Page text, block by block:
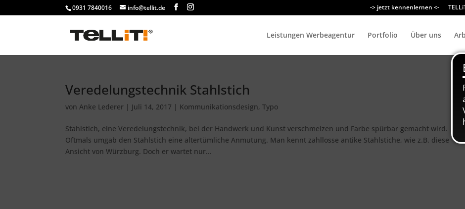
0931 7840016 info@tellit.de -> jetzt kennenlernen <-
Leistungen Werbeagentur Portfolio Über uns
Veredelungstechnik Stahlstich
von Anke Lederer | Juli 14, 2017 | Kommunikationsdesign, Typo
Stahlstich, eine Veredelungstechnik, bei der Handwerk und Kunst verschmelzen und Farbe spürbar gemacht wird.
Oftmals umgab den Stahlstich eine altertümliche Anmutung. Man kennt zahllosse antike Stahlstiche, wie z.B. diese
Ansicht von Würzburg. Doch er wartet nur...